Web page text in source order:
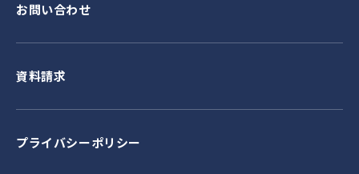
お問い合わせ
資料請求
プライバシーポリシー